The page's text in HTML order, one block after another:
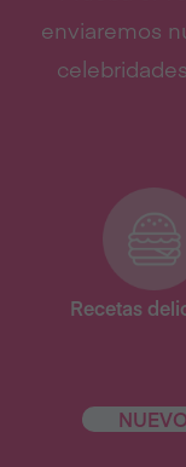
enviaremos
Recetas
NUEVO